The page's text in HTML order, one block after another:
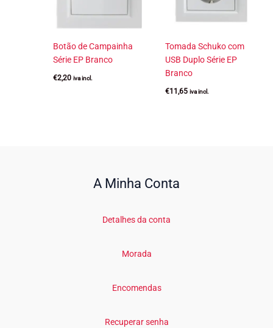
Botão de Campainha
Série EP Branco
€2,20 iva incl.
Tomada Schuko com
USB Duplo Série EP
Branco
€11,65 iva incl.
A Minha Conta
Detalhes da conta
Morada
Encomendas
Recuperar senha